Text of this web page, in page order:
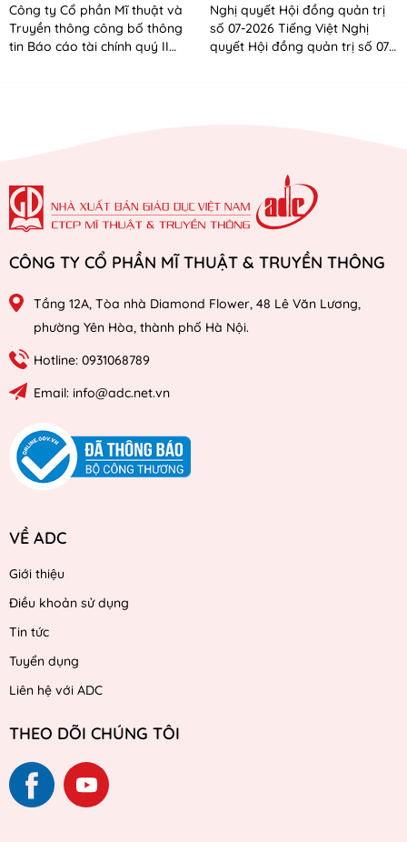
Công ty Cổ phần Mĩ thuật và
Truyền thông công bố thông
tin Báo cáo tài chính quý II
Nghị quyết Hội đồng quản trị
số 07-2026 Tiếng Việt Nghị
quyết Hội đồng quản trị số 07-
CÔNG TY CỔ PHẦN MĨ THUẬT & TRUYỀN THÔNG
Tầng 12A, Tòa nhà Diamond Flower, 48 Lê Văn Lương,
phường Yên Hòa, thành phố Hà Nội.
Hotline: 0931068789
Email: info@adc.net.vn
VỀ ADC
Giới thiệu
Điều khoản sử dụng
Tin tức
Tuyển dụng
Liên hệ với ADC
THEO DÕI CHÚNG TÔI